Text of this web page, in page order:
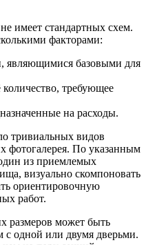
имеет стандартных схем.
факторами:
являющимися базовыми для
требующее
на расходы.
тривиальных видов
фотогалерея. По указанным
из приемлемых
визуально скомпоновать
ориентировочную
работ.
размеров может быть
одной или двумя дверьми.